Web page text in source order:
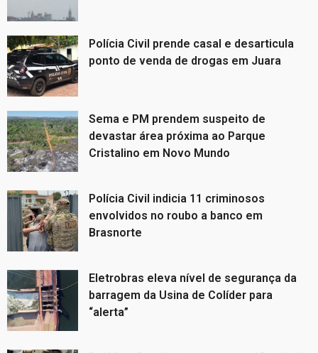
Polícia Civil prende casal e desarticula
ponto de venda de drogas em Juara
Sema e PM prendem suspeito de
devastar área próxima ao Parque
Cristalino em Novo Mundo
Polícia Civil indicia 11 criminosos
envolvidos no roubo a banco em
Brasnorte
Eletrobras eleva nível de segurança da
barragem da Usina de Colíder para
“alerta”